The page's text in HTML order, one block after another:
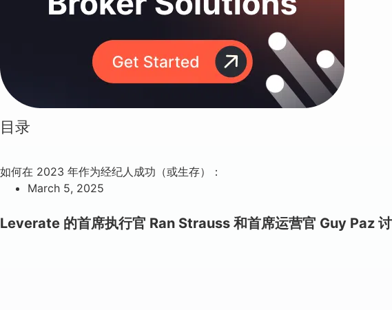
目录
如何在 2023 年作为经纪人成功（或生存）：
March 5, 2025
Leverate 的首席执行官 Ran Strauss 和首席运营官 Guy Paz